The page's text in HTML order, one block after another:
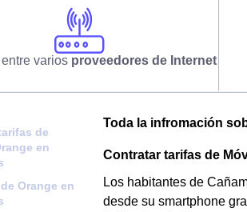
varios proveedores de Internet
de
en
Orange en
Toda la infromación
Contratar tarifas de
Los habitantes de
desde su smartphone